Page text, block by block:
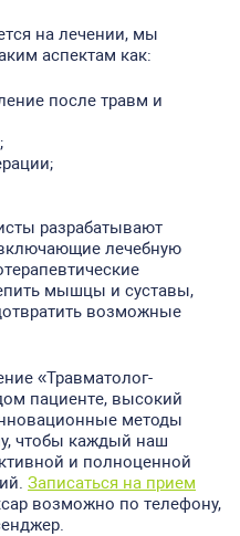
на лечении, мы
аспектам как:
после травм и
разрабатывают
лечебную
мышцы и суставы,
возможные
«Травматолог-
пациенте, высокий
методы
чтобы каждый наш
и полноценной
Записаться на прием
возможно по телефону,